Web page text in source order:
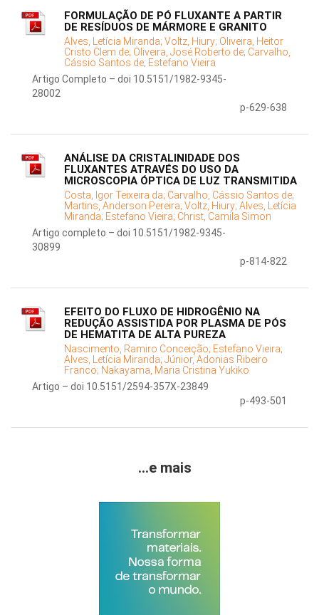
FORMULAÇÃO DE PÓ FLUXANTE A PARTIR
DE RESÍDUOS DE MÁRMORE E GRANITO
Alves, Letícia Miranda; Voltz, Hiury; Oliveira, Heitor
Cristo Clem de; Oliveira, José Roberto de; Carvalho,
Cássio Santos de; Estefano Vieira
Artigo Completo – doi 10.5151/1982-9345-
28002
p-629-638
ANÁLISE DA CRISTALINIDADE DOS
FLUXANTES ATRAVÉS DO USO DA
MICROSCOPIA ÓPTICA DE LUZ TRANSMITIDA
Costa, Igor Teixeira da; Carvalho, Cássio Santos de;
Martins, Anderson Pereira; Voltz, Hiury; Alves, Letícia
Miranda; Estefano Vieira; Christ, Camila Simon
Artigo completo – doi 10.5151/1982-9345-
30899
p-814-822
EFEITO DO FLUXO DE HIDROGÊNIO NA
REDUÇÃO ASSISTIDA POR PLASMA DE PÓS
DE HEMATITA DE ALTA PUREZA
Nascimento, Ramiro Conceição; Estefano Vieira;
Alves, Letícia Miranda; Júnior, Adonias Ribeiro
Franco; Nakayama, Maria Cristina Yukiko
Artigo – doi 10.5151/2594-357X-23849
p-493-501
...e mais